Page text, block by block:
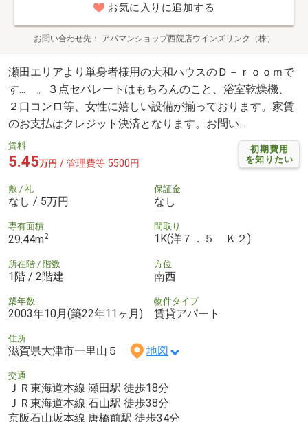
お気に入りに追加する
お問い合わせ先 アパマンショップ西院店ウインズリンク（株）
瀬田エリアより単身者様用の大和ハウスのＤ－ｒｏｏｍで
す... 。３点セパレートはもちろんのこと、浴室乾燥機、
２口コンロ等、女性に嬉しい設備が揃っております。家賃
のお支払はクレジット決済となります。お問い...
初期費用
を知りたい
賃料
5.45万円 / 管理費等 5500円
敷 / 礼
なし / 5万円
保証金
なし
専有面積
29.44m2
間取り
1K(洋７．５ Ｋ２)
所在階 / 階数
1階 / 2階建
方位
南西
築年数
2003年10月(築22年11ヶ月)
物件タイプ
賃貸アパート
住所
滋賀県大津市一里山５ 地図
交通
ＪＲ東海道本線 瀬田駅 徒歩18分
ＪＲ東海道本線 石山駅 徒歩38分
京阪石山坂本線 唐橋前駅 徒歩34分